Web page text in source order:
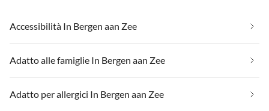
Accessibilità In Bergen aan Zee
Adatto alle famiglie In Bergen aan Zee
Adatto per allergici In Bergen aan Zee